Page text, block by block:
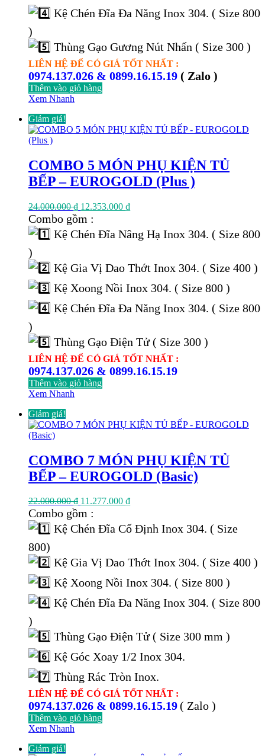
Kệ Chén Đĩa Đa Năng Inox 304. ( Size 800
)
Thùng Gạo Gương Nút Nhấn ( Size 300 )
LIÊN HỆ ĐỂ CÓ GIÁ TỐT NHẤT :
0974.137.026 & 0899.16.15.19 ( Zalo )
Thêm vào giỏ hàng
Xem Nhanh
Giảm giá!
COMBO 5 MÓN PHỤ KIỆN TỦ
BẾP – EUROGOLD (Plus )
24.000.000₫ Giá
gốc
24.000.000 ₫.
12.353.000 ₫Giá
là:
Combo gồm :
Kệ Chén Đĩa Nâng Hạ Inox 304. ( Size 800
)
Kệ Gia Vị Dao Thớt Inox 304. ( Size 400 )
Kệ Xoong Nồi Inox 304. ( Size 800 )
Kệ Chén Đĩa Đa Năng Inox 304. ( Size 800
)
Thùng Gạo Điện Tử ( Size 300 )
LIÊN HỆ ĐỂ CÓ GIÁ TỐT NHẤT :
0974.137.026 & 0899.16.15.19
Thêm vào giỏ hàng
Xem Nhanh
Giảm giá!
COMBO 7 MÓN PHỤ KIỆN TỦ
BẾP – EUROGOLD (Basic)
22.000.000₫ Giá
gốc
là:
22.000.000 ₫.
11.277.000 ₫Giá
tại
là:
Combo gồm :
Kệ Chén Đĩa Cố Định Inox 304. ( Size
800)
Kệ Gia Vị Dao Thớt Inox 304. ( Size 400 )
Kệ Xoong Nồi Inox 304. ( Size 800 )
Kệ Chén Đĩa Đa Năng Inox 304. ( Size 800
)
Thùng Gạo Điện Tử ( Size 300 mm )
Kệ Góc Xoay 1/2 Inox 304.
Thùng Rác Tròn Inox.
LIÊN HỆ ĐỂ CÓ GIÁ TỐT NHẤT :
0974.137.026 & 0899.16.15.19( Zalo )
Thêm vào giỏ hàng
Xem Nhanh
Giảm giá!